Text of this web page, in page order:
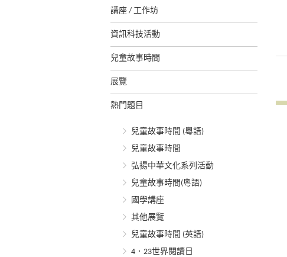
講座 / 工作坊
資訊科技活動
兒童故事時間
展覽
熱門題目
兒童故事時間 (粵語)
兒童故事時間
弘揚中華文化系列活動
兒童故事時間(粵語)
國學講座
其他展覽
兒童故事時間 (英語)
4．23世界閱讀日